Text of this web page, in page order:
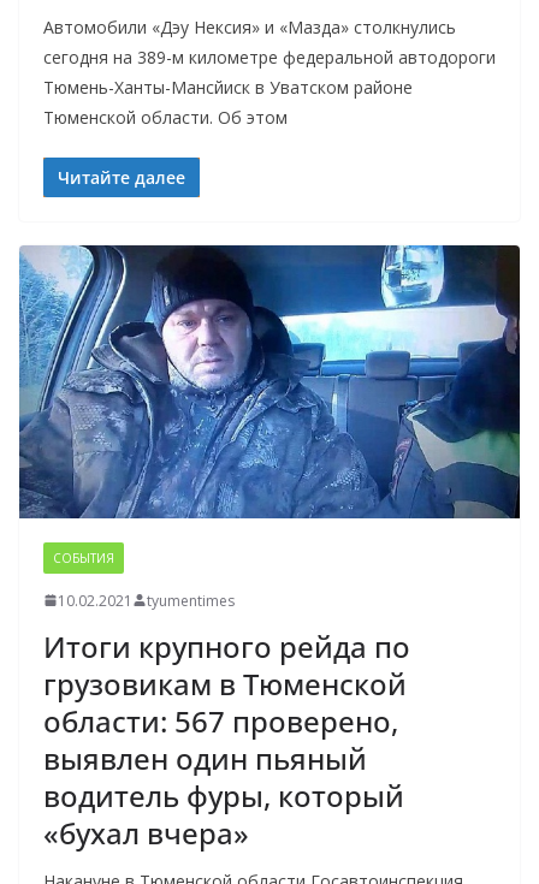
Автомобили «Дэу Нексия» и «Мазда» столкнулись
сегодня на 389-м километре федеральной автодороги
Тюмень-Ханты-Мансйиск в Уватском районе
Тюменской области. Об этом
Читайте далее
СОБЫТИЯ
10.02.2021 tyumentimes
Итоги крупного рейда по
грузовикам в Тюменской
области: 567 проверено,
выявлен один пьяный
водитель фуры, который
«бухал вчера»